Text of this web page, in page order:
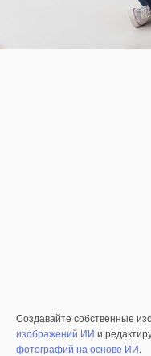
Создавайте собственные
изображений ИИ и
фотографий на основе ИИ.